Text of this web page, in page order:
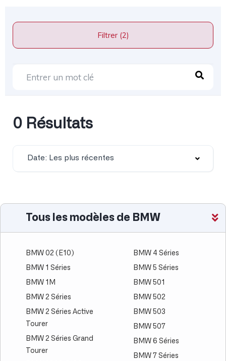
Filtrer (2)
0 Résultats
Date: Les plus récentes
Tous les modèles de BMW
BMW 02 (E10)
BMW 1 Séries
BMW 1M
BMW 2 Séries
BMW 2 Séries Active
Tourer
BMW 2 Séries Grand
Tourer
BMW 4 Séries
BMW 5 Séries
BMW 501
BMW 502
BMW 503
BMW 507
BMW 6 Séries
BMW 7 Séries